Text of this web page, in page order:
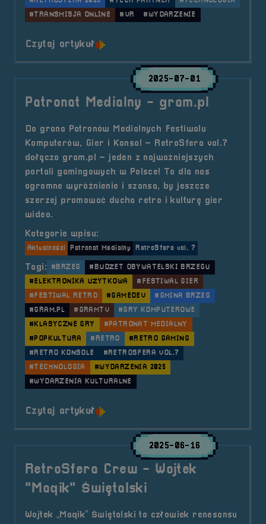
#TRANSMISJA ONLINE
#VR #WYDARZENIE
Czytaj artykuło tytule Tech Partner &#8211;
2025-07-01
Patronat Medialny - gram.pl
Do grona Patronów Medialnych Festiwalu
Komputerów, Gier i Konsol – RetroSfera vol.7
dołącza gram.pl – jeden z najważniejszych
portali gamingowych w Polsce! To dla nas
ogromne wyróżnienie i szansa, by jeszcze
szerzej promować ducha retro i kulturę gier
wideo.
Kategorie wpisu:
Aktualności Patronat Medialny RetroSfera vol. 7
Tagi: #BRZEG
#BUDŻET OBYWATELSKI BRZEGU
#ELEKTRONIKA UŻYTKOWA
#FESTIWAL GIER
#FESTIWAL RETRO
#GAMEDEV
#GMINA BRZEG
#GRAM.PL
#GRAMTV
#GRY KOMPUTEROWE
#KLASYCZNE GRY
#PATRONAT MEDIALNY
#POPKULTURA
#RETRO
#RETRO GAMING
#RETRO KONSOLE
#RETROSFERA VOL.7
#TECHNOLOGIA
#WYDARZENIA 2025
#WYDARZENIA KULTURALNE
Czytaj artykuło tytule Patronat Medialny
2025-06-16
RetroSfera Crew - Wojtek
"Maqik" Świętalski
Wojtek „Maqik” Świętalski to człowiek renesansu